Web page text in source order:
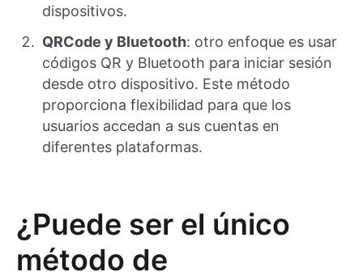
dispositivos.
QRCode y Bluetooth: otro enfoque es usar
códigos QR y Bluetooth para iniciar sesión
desde otro dispositivo. Este método
proporciona flexibilidad para que los
usuarios accedan a sus cuentas en
diferentes plataformas.
¿Puede ser el único
método de